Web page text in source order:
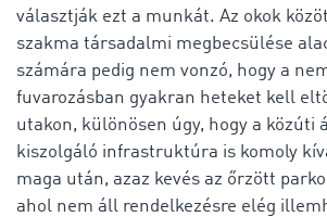
választják ezt a munkát. Az okok
szakma társadalmi megbecsülése
számára pedig nem vonzó, hogy a
fuvarozásban gyakran heteket kell
utakon, különösen úgy, hogy a közúti
kiszolgáló infrastruktúra is komoly
maga után, azaz kevés az őrzött
ahol nem áll rendelkezésre elég